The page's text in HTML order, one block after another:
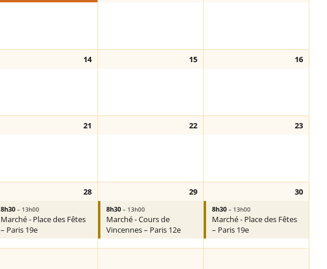
14 15 16
21 22 23
28
8h30– 13h00
Marché - Place des Fêtes
– Paris 19e
29
8h30– 13h00
Marché - Cours de
Vincennes – Paris 12e
30
8h30– 13h00
Marché - Place des Fêtes
– Paris 19e